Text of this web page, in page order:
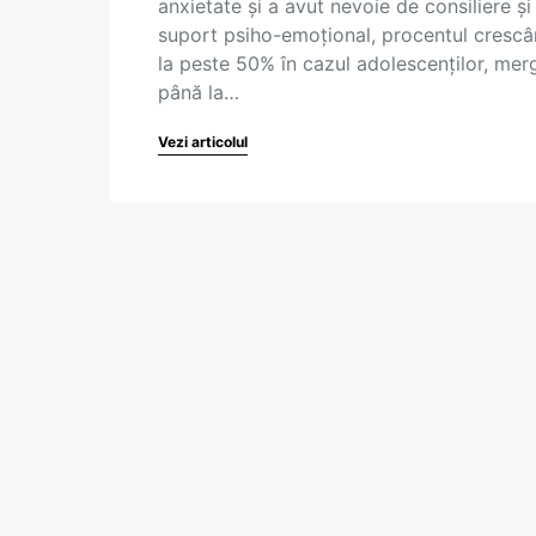
anxietate şi a avut nevoie de consiliere şi
suport psiho-emoţional, procentul
la peste 50% în cazul adolescenţilor,
până la…
Vezi articolul